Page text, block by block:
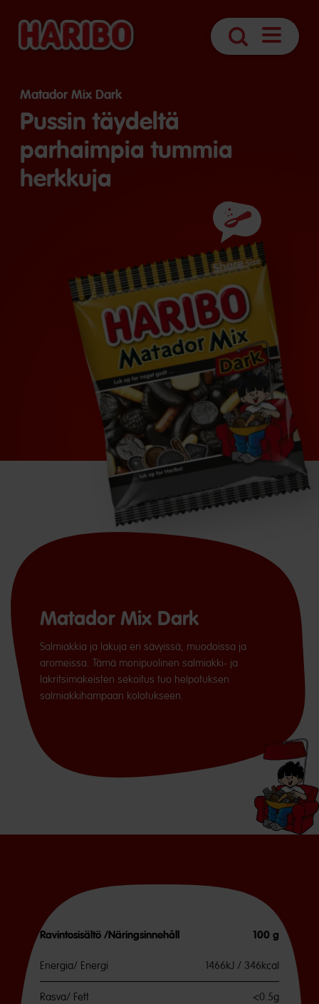
Haku
Avaa
Matador Mix Dark
Pussin täydeltä
parhaimpia tummia
herkkuja
Ainesosat
Matador Mix Dark
Salmiakkia ja lakuja eri sävyissä, muodoissa ja
aromeissa. Tämä monipuolinen salmiakki- ja
lakritsimakeisten sekoitus tuo helpotuksen
salmiakkihampaan kolotukseen.
Ravintosisältö /Näringsinnehåll 100 g
Energia/ Energi 1466kJ / 346kcal
Rasva/ Fett
<0.5g